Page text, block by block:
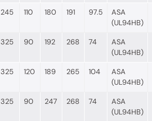
245 110 180 191 97.5
ASA
(UL94HB)
325 90 192 268 74
ASA
(UL94HB)
325 120 189 265 104
ASA
(UL94HB)
325 90 247 268 74
ASA
(UL94HB)